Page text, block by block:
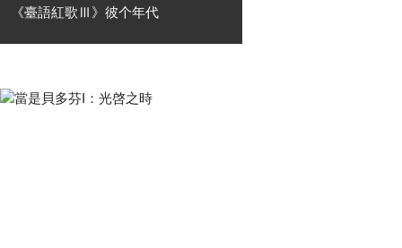
《臺語紅歌Ⅲ》彼个年代
會 ✦ 09月19日高雄至德堂，感動再
獻！ 有一種旋律，前奏一下，眼眶就